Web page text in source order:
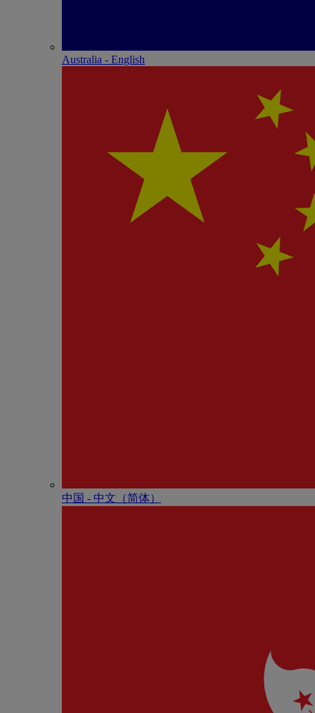
Australia - English
中国 - 中⽂（简体）